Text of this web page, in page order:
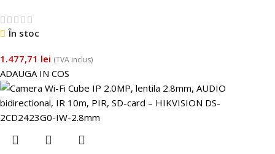
În stoc
1.477,71 lei (TVA inclus)
ADAUGA IN COS